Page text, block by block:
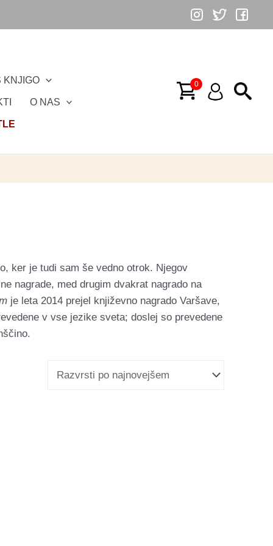
KNJIGO
O NAS
ker je tudi sam še vedno otrok. Njegov
nagrade, med drugim dvakrat nagrado na
je leta 2014 prejel književno nagrado Varšave,
v vse jezike sveta; doslej so prevedene